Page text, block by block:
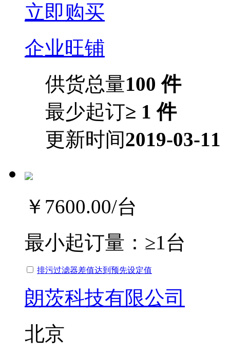
立即购买
企业旺铺
供货总量100 件
最少起订≥ 1 件
更新时间2019-03-11
￥7600.00/台
最小起订量： ≥1台
排污过滤器差值达到预先设定值
朗茨科技有限公司
北京